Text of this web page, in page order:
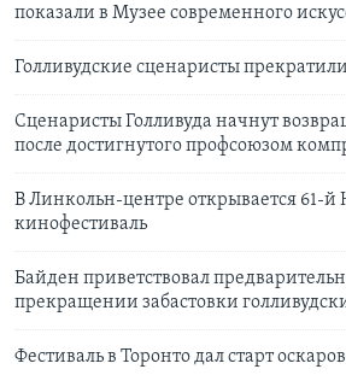
показали в Музее современного
Голливудские сценаристы
Сценаристы Голливуда начнут
после достигнутого профсоюзом
В Линкольн-центре открывается 61-
кинофестиваль
Байден приветствовал
прекращении забастовки
Фестиваль в Торонто дал старт